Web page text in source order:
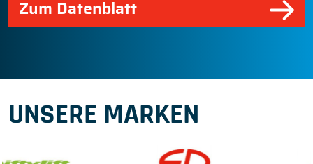
Zum Datenblatt
UNSERE MARKEN